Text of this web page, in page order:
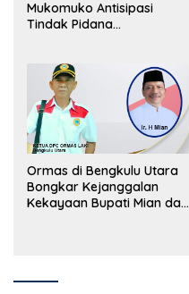
Mukomuko Antisipasi
Tindak Pidana
Ormas di Bengkulu Utara
Bongkar Kejanggalan
Kekayaan Bupati Mian dan